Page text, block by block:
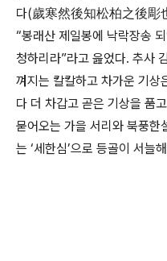
다(歲寒然後知松柏之後彫
“봉래산 제일봉에 낙락장송
청하리라”라고 읊었다. 추사
껴지는 칼칼하고 차가운 기상
다 더 차갑고 곧은 기상을 품
묻어오는 가을 서리와 북풍한
는 ‘세한심’으로 등골이 서늘